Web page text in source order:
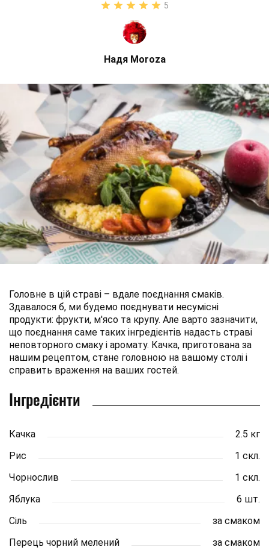
5
Надя Moroza
Головне в цій страві – вдале поєднання смаків.
Здавалося б, ми будемо поєднувати несумісні
продукти: фрукти, м'ясо та крупу. Але варто зазначити,
що поєднання саме таких інгредієнтів надасть страві
неповторного смаку і аромату. Качка, приготована за
нашим рецептом, стане головною на вашому столі і
справить враження на ваших гостей.
Інгредієнти
Качка
2.5 кг
Рис
1 скл.
Чорнослив
1 скл.
Яблука
6 шт.
Сіль
за смаком
Перець чорний мелений
за смаком